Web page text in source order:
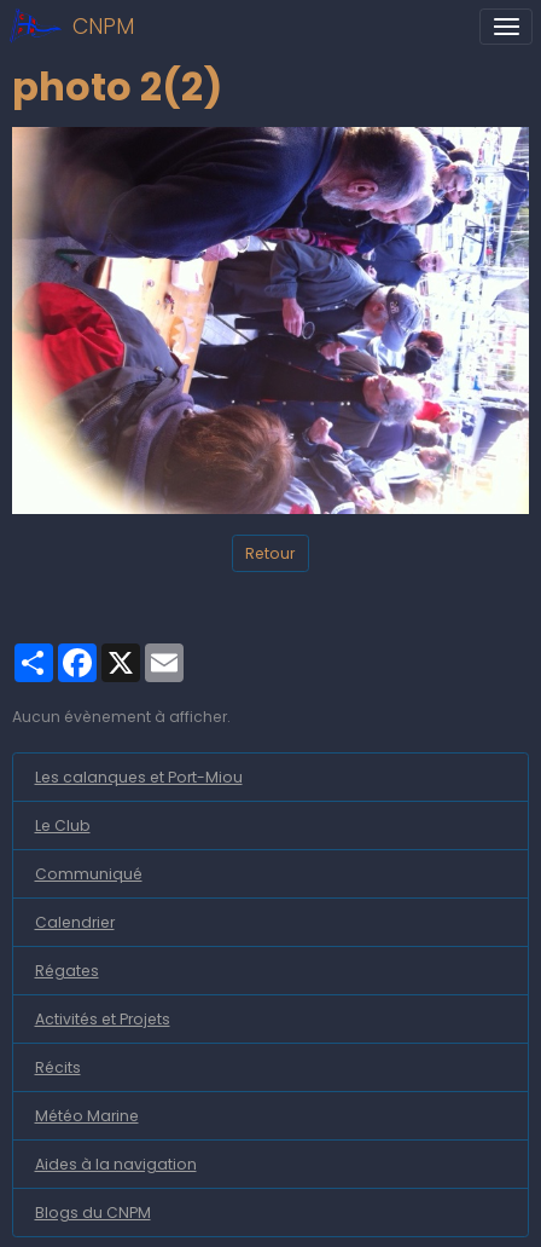
CNPM
photo 2(2)
Retour
PartagerFacebook
X
Aucun évènement à afficher.
Les calanques et Port-Miou
Le Club
Communiqué
Calendrier
Régates
Activités et Projets
Récits
Météo Marine
Aides à la navigation
Blogs du CNPM